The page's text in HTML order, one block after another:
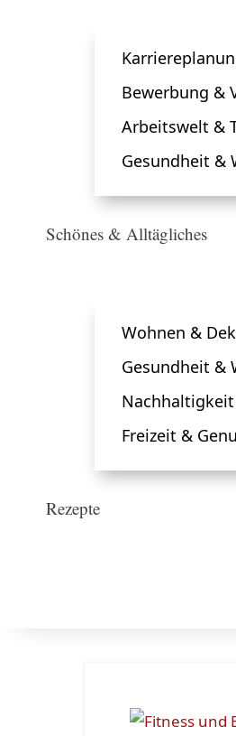
Bewerbung &
Arbeitswelt &
Gesundheit &
Schönes & Alltägliches
Wohnen &
Gesundheit &
Freizeit &
Rezepte